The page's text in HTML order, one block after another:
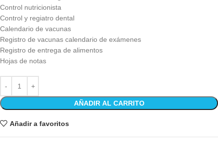
Control nutricionista
Control y regiatro dental
Calendario de vacunas
Registro de vacunas calendario de exámenes
Registro de entrega de alimentos
Hojas de notas
AÑADIR AL CARRITO
Añadir a favoritos